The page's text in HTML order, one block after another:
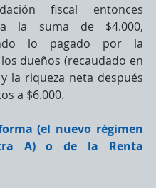
fiscal entonces
a la suma de $4.000,
lo pagado por la
dueños (recaudado en
la riqueza neta después
a $6.000.
(el nuevo régimen
A) o de la Renta